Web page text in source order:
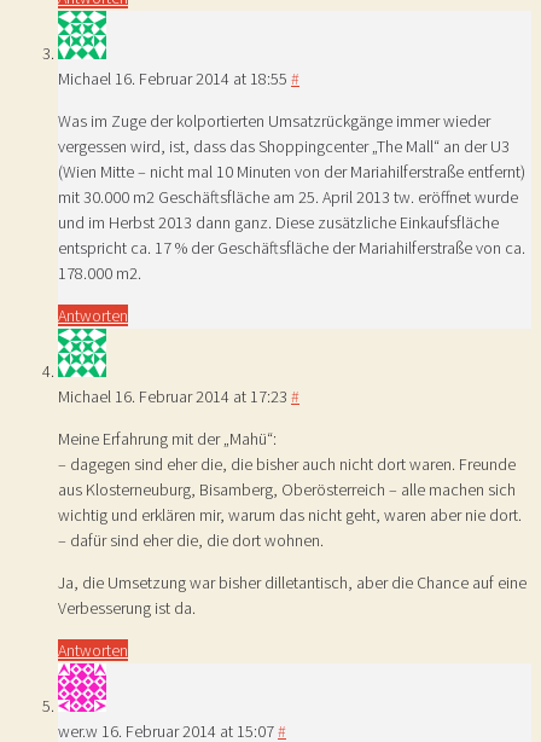
Michael 16. Februar 2014 at 18:55 #
Was im Zuge der kolportierten Umsatzrückgänge immer wieder
vergessen wird, ist, dass das Shoppingcenter „The Mall“ an der U3
(Wien Mitte – nicht mal 10 Minuten von der Mariahilferstraße entfernt)
mit 30.000 m2 Geschäftsfläche am 25. April 2013 tw. eröffnet wurde
und im Herbst 2013 dann ganz. Diese zusätzliche Einkaufsfläche
entspricht ca. 17 % der Geschäftsfläche der Mariahilferstraße von ca.
178.000 m2.
Antworten
Michael 16. Februar 2014 at 17:23 #
Meine Erfahrung mit der „Mahü“:
– dagegen sind eher die, die bisher auch nicht dort waren. Freunde
aus Klosterneuburg, Bisamberg, Oberösterreich – alle machen sich
wichtig und erklären mir, warum das nicht geht, waren aber nie dort.
– dafür sind eher die, die dort wohnen.
Ja, die Umsetzung war bisher dilletantisch, aber die Chance auf eine
Verbesserung ist da.
Antworten
wer.w 16. Februar 2014 at 15:07#